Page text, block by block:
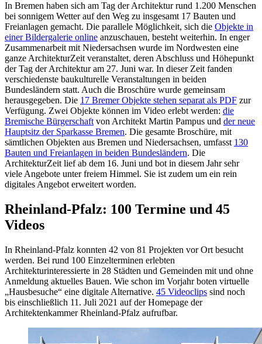
In Bremen haben sich am Tag der Architektur rund 1.200 Menschen
bei sonnigem Wetter auf den Weg zu insgesamt 17 Bauten und
Freianlagen gemacht. Die parallele Möglichkeit, sich die Objekte in
einer Bildergalerie online anzuschauen, besteht weiterhin. In enger
Zusammenarbeit mit Niedersachsen wurde im Nordwesten eine
ganze ArchitekturZeit veranstaltet, deren Abschluss und Höhepunkt
der Tag der Architektur am 27. Juni war. In dieser Zeit fanden
verschiedenste baukulturelle Veranstaltungen in beiden
Bundesländern statt. Auch die Broschüre wurde gemeinsam
herausgegeben. Die 17 Bremer Objekte stehen separat als PDF zur
Verfügung. Zwei Objekte können im Video erlebt werden: die
Bremische Bürgerschaft von Architekt Martin Pampus und der neue
Hauptsitz der Sparkasse Bremen. Die gesamte Broschüre, mit
sämtlichen Objekten aus Bremen und Niedersachsen, umfasst 130
Bauten und Freianlagen in beiden Bundesländern. Die
ArchitekturZeit lief ab dem 16. Juni und bot in diesem Jahr sehr
viele Angebote unter freiem Himmel. Sie ist zudem um ein rein
digitales Angebot erweitert worden.
Rheinland-Pfalz: 100 Termine und 45
Videos
In Rheinland-Pfalz konnten 42 von 81 Projekten vor Ort besucht
werden. Bei rund 100 Einzelterminen erlebten
Architekturinteressierte in 28 Städten und Gemeinden mit und ohne
Anmeldung aktuelles Bauen. Wie schon im Vorjahr boten virtuelle
„Hausbesuche“ eine digitale Alternative. 45 Videoclips sind noch
bis einschließlich 11. Juli 2021 auf der Homepage der
Architektenkammer Rheinland-Pfalz aufrufbar.